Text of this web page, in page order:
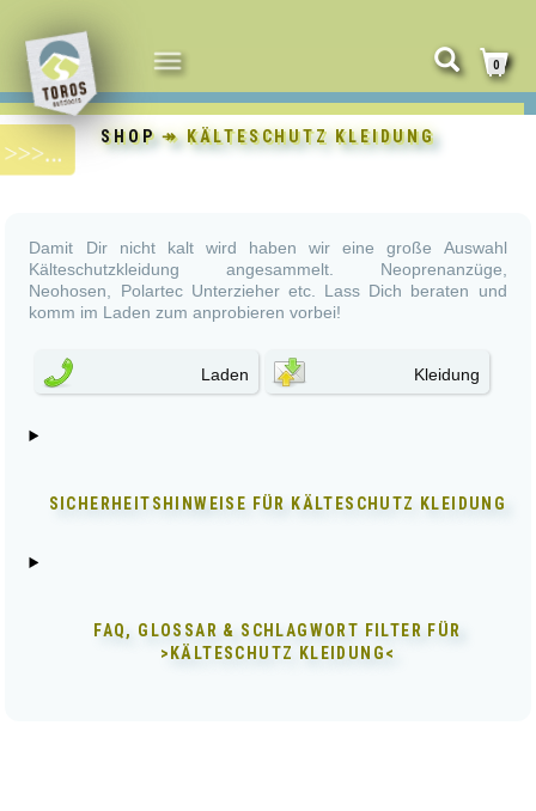
NAVIGATION
UMSCHALTEN
0
SHOP↠ KÄLTESCHUTZ KLEIDUNG
Damit Dir nicht kalt wird haben wir eine große Auswahl
Kälteschutzkleidung angesammelt. Neoprenanzüge,
Neohosen, Polartec Unterzieher etc. Lass Dich beraten und
komm im Laden zum anprobieren vorbei!
Laden Kleidung
SICHERHEITSHINWEISE FÜR KÄLTESCHUTZ KLEIDUNG
FAQ, GLOSSAR & SCHLAGWORT FILTER FÜR
>KÄLTESCHUTZ KLEIDUNG<